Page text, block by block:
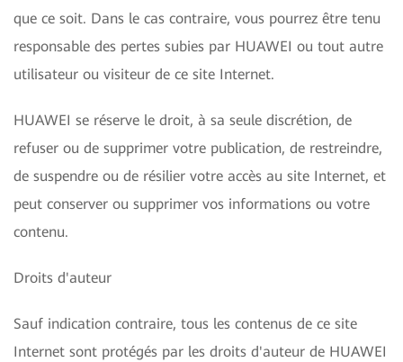
que ce soit. Dans le cas contraire, vous pourrez être tenu
responsable des pertes subies par HUAWEI ou tout autre
utilisateur ou visiteur de ce site Internet.
HUAWEI se réserve le droit, à sa seule discrétion, de
refuser ou de supprimer votre publication, de restreindre,
de suspendre ou de résilier votre accès au site Internet, et
peut conserver ou supprimer vos informations ou votre
contenu.
Droits d'auteur
Sauf indication contraire, tous les contenus de ce site
Internet sont protégés par les droits d'auteur de HUAWEI